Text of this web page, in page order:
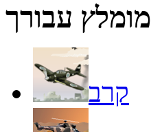
מומלץ עבורך
קרב